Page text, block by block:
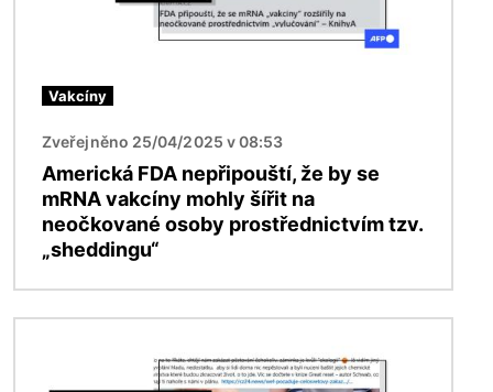
Vakcíny
Zveřejněno 25/04/2025 v 08:53
Americká FDA nepřipouští, že by se
mRNA vakcíny mohly šířit na
neočkované osoby prostřednictvím tzv.
„sheddingu“